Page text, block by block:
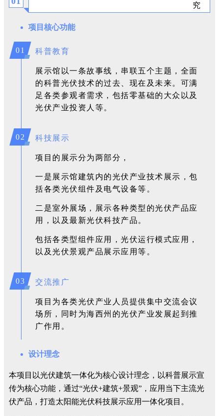
项目核心功能
01 科普教育
展示馆以一条故事线，串联五个主题，全面
的科普光伏技术的过去、现在及未来。可满
足各类参观者需求，包括零基础的大众以及
光伏产业投资人等。
02 科技展示
项目的展示分为两部分，
一是展示馆建筑内的光伏产业技术展示，包
括各类光伏组件及电气设备等。
二是室外展场，展示各种类型的光伏产品应
用，以及最新光伏科技产品。
包括各类型组件应用，光伏运行模式应用，
以及光伏景观产品展示应用等。
03 交流推广
项目为各类光伏产业人员提供集中交流会议
场所，同时为海西州的光伏产业发展起到推
广作用。
设计理念
本项目以光伏建筑一体化为核心设计理念，以科普展示宣
传为核心功能，通过“光伏+建筑+景观”，应用当下主流光
伏产品，打造太阳能光伏科技展示应用一体化项目。